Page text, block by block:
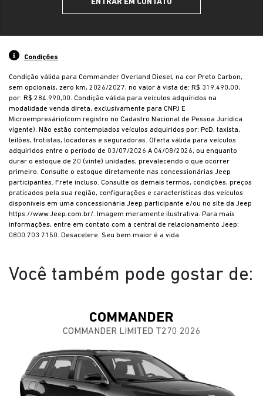
ENTRAR EM CONTATO
Condições
Condição válida para Commander Overland Diesel, na cor Preto Carbon,
sem opcionais, zero km, 2026/2027, no valor à vista de: R$ 319.490,00,
por: R$ 284.990,00. Condição válida para veículos adquiridos na
modalidade venda direta, exclusivamente para CNPJ E
Microempresário(com registro no Cadastro Nacional de Pessoa Jurídica
vigente). Não estão contemplados veículos adquiridos por: PcD, taxista,
leilões, frotistas, locadoras e seguradoras. Oferta válida para veículos
adquiridos entre o período de 03/07/2026 A 04/08/2026, ou enquanto
durar o estoque de 20 (vinte) unidades, prevalecendo o que ocorrer
primeiro. Consulte o estoque diretamente nas concessionárias Jeep
participantes. Frete incluso. Consulte os demais termos, condições, preços
praticados pela sua região, configurações e características dos veículos
disponíveis em uma concessionária Jeep participante e/ou no site da Jeep
https://www.Jeep.com.br/. Imagem meramente ilustrativa. Para mais
informações, entre em contato com a central de relacionamento Jeep:
0800 703 7150. Desacelere. Seu bem maior é a vida.
Você também pode gostar de:
COMMANDER
COMMANDER LIMITED T270 2026